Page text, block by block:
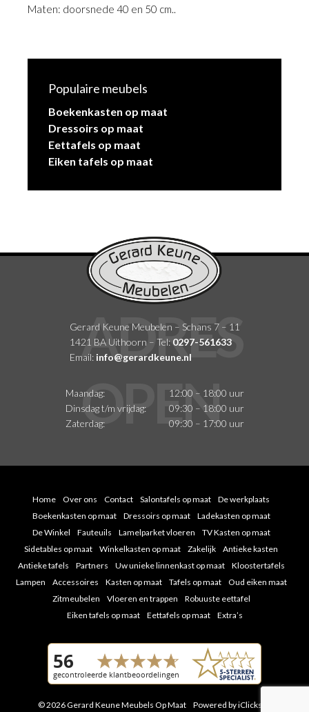
Populaire meubels
Boekenkasten op maat
Dressoirs op maat
Eettafels op maat
Eiken tafels op maat
Maten: doorsnede 40 en 50 cm..
Gerard Keune Meubelen – Schans 7 – 11
1421 BA Uithoorn – Tel: 0297-561633
Email: info@gerardkeune.nl
Maandag:
12:00 – 18:00 uur
Dinsdag t/m vrijdag:
09:30 – 18:00 uur
Zaterdag:
09:30 – 17:00 uur
Home Over ons Contact Salontafels op maat
De werkplaats
Boekenkasten op maat
Dressoirs op maat
Ladekasten op maat
De Winkel
Fauteuils Lamelparket vloeren
TV Kasten op maat
Sidetables op maat
Winkelkasten op maat Zakelijk
Antieke kasten
Antieke tafels
Partners Uw unieke linnenkast op maat
Kloostertafels
Lampen
Accessoires Kasten op maat Tafels op maat
Oud eiken maat
Zitmeubelen
Vloeren en trappen
Robuuste eettafel
Eiken tafels op maat
Eettafels op maat Extra’s
© 2026 Gerard Keune Meubels Op Maat Powered by iClicks